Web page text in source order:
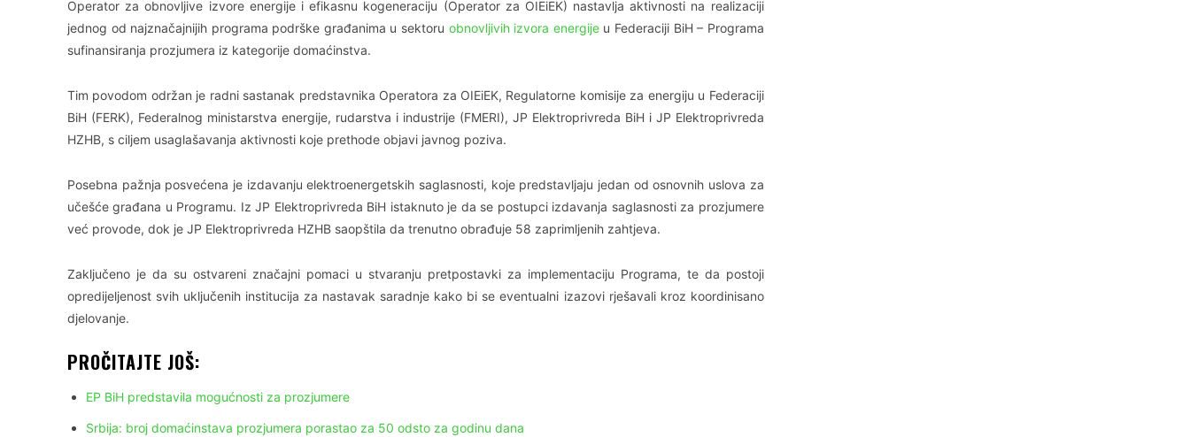
Operator za obnovljive izvore energije i efikasnu kogeneraciju (Operator za OIEiEK) nastavlja aktivnosti na realizaciji
jednog od najznačajnijih programa podrške građanima u sektoru obnovljivih izvora energijeu Federaciji BiH – Programa
sufinansiranja prozjumera iz kategorije domaćinstva.
Tim povodom održan je radni sastanak predstavnika Operatora za OIEiEK, Regulatorne komisije za energiju u Federaciji
BiH (FERK), Federalnog ministarstva energije, rudarstva i industrije (FMERI), JP Elektroprivreda BiH i JP Elektroprivreda
HZHB, s ciljem usaglašavanja aktivnosti koje prethode objavi javnog poziva.
Posebna pažnja posvećena je izdavanju elektroenergetskih saglasnosti, koje predstavljaju jedan od osnovnih uslova za
učešće građana u Programu. Iz JP Elektroprivreda BiH istaknuto je da se postupci izdavanja saglasnosti za prozjumere
već provode, dok je JP Elektroprivreda HZHB saopštila da trenutno obrađuje 58 zaprimljenih zahtjeva.
Zaključeno je da su ostvareni značajni pomaci u stvaranju pretpostavki za implementaciju Programa, te da postoji
opredijeljenost svih uključenih institucija za nastavak saradnje kako bi se eventualni izazovi rješavali kroz koordinisano
djelovanje.
PROČITAJTE JOŠ:
EP BiH predstavila mogućnosti za prozjumere
Srbija: broj domaćinstava prozjumera porastao za 50 odsto za godinu dana